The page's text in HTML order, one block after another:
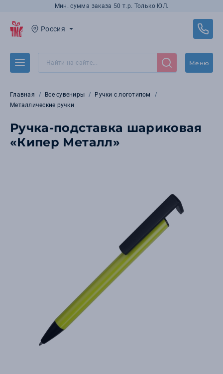
Мин. сумма заказа 50 т.р. Только ЮЛ.
Россия
Меню
Главная Все сувениры
Ручки с логотипом
Металлические ручки
Ручка-подставка шариковая
«Кипер Металл»